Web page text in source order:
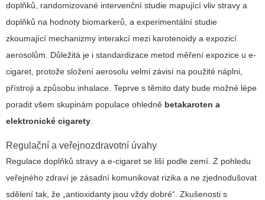
doplňků, randomizované intervenční studie mapující vliv stravy a
doplňků na hodnoty biomarkerů, a experimentální studie
zkoumající mechanizmy interakcí mezi karotenoidy a expozicí
aerosolům. Důležitá je i standardizace metod měření expozice u e-
cigaret, protože složení aerosolu velmi závisí na použité náplni,
přístroji a způsobu inhalace. Teprve s těmito daty bude možné lépe
poradit všem skupinám populace ohledně betakaroten a
elektronické cigarety.
Regulační a veřejnozdravotní úvahy
Regulace doplňků stravy a e-cigaret se liší podle zemí. Z pohledu
veřejného zdraví je zásadní komunikovat rizika a ne zjednodušovat
sdělení tak, že „antioxidanty jsou vždy dobré“. Zkušenosti s